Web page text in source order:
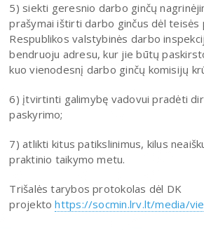
5) siekti geresnio darbo ginčų
prašymai ištirti darbo ginčus dėl teisės
Respublikos valstybinės darbo
bendruoju adresu, kur jie būtų
kuo vienodesnį darbo ginčų komisijų
6) įtvirtinti galimybę vadovui pradėti
paskyrimo;
7) atlikti kitus patikslinimus, kilus
praktinio taikymo metu.
Trišalės tarybos protokolas dėl DK
projektohttps://socmin.lrv.lt/media/